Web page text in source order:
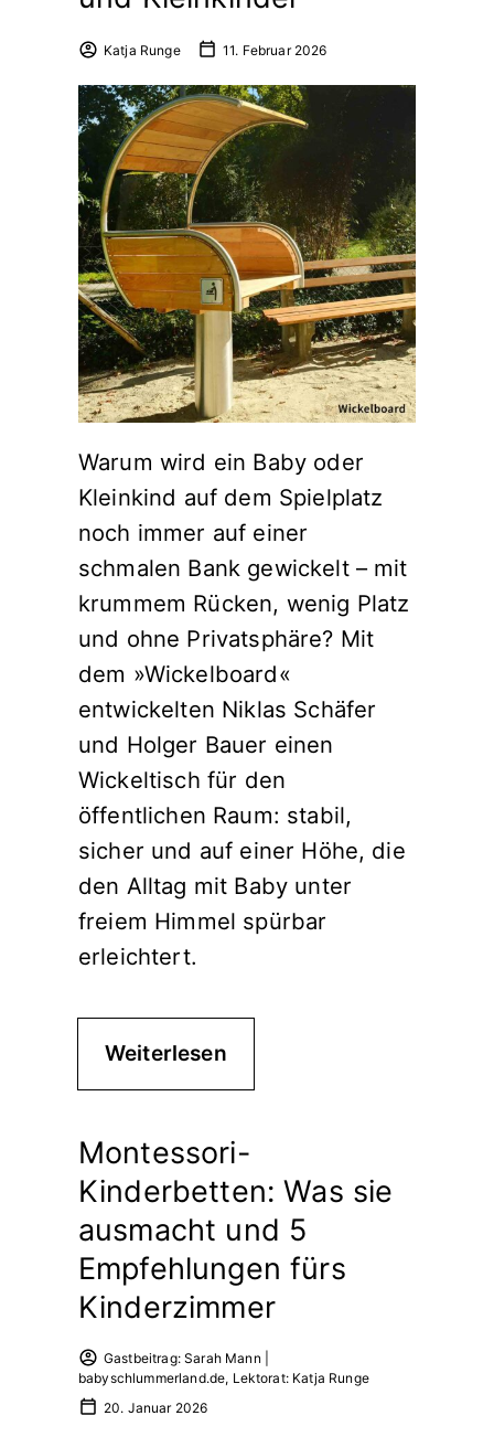
Katja Runge 11. Februar 2026
Warum wird ein Baby oder
Kleinkind auf dem Spielplatz
noch immer auf einer
schmalen Bank gewickelt – mit
krummem Rücken, wenig Platz
und ohne Privatsphäre? Mit
dem »Wickelboard«
entwickelten Niklas Schäfer
und Holger Bauer einen
Wickeltisch für den
öffentlichen Raum: stabil,
sicher und auf einer Höhe, die
den Alltag mit Baby unter
freiem Himmel spürbar
erleichtert.
Weiterlesen
Montessori-
Kinderbetten: Was sie
ausmacht und 5
Empfehlungen fürs
Kinderzimmer
Gastbeitrag: Sarah Mann |
babyschlummerland.de, Lektorat: Katja Runge
20. Januar 2026